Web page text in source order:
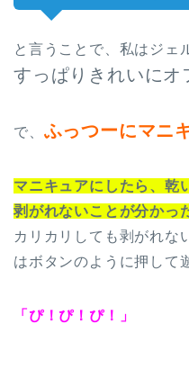
と言うことで、私はジェ
すっぱりきれいにオ
で、 ふっつーにマニ
マニキュアにしたら、乾
剥がれないことが分かっ
カリカリしても剥がれな
はボタンのように押して
「ぴ！ぴ！ぴ！」